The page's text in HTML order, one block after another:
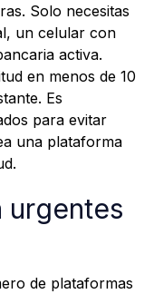
Solo necesitas
un celular con
activa.
en menos de 10
Es
para evitar
una plataforma
urgentes
de plataformas